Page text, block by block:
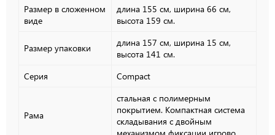
Размер в сложенном
виде
длина 155 см, ширина 66 см,
высота 159 см.
Размер упаковки
длина 157 см, ширина 15 см,
высота 141 см.
Серия
Compact
Рама
стальная с полимерным
покрытием. Компактная система
складывания с двойным
механизмом фиксации игрово